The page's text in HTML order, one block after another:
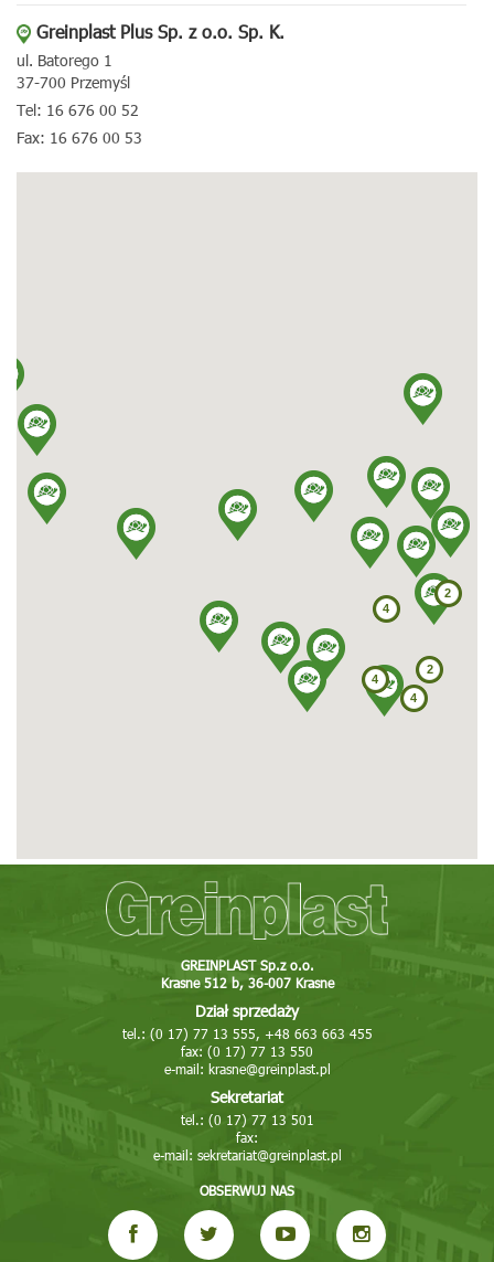
Greinplast Plus Sp. z o.o. Sp. K.
ul. Batorego 1
37-700 Przemyśl
Tel: 16 676 00 52
Fax: 16 676 00 53
E-mail: greinplastlubaczow@greinplast.pl
Więcej
Pokaż na mapie
Greinplast Podkarpacie Sp. z o.o.
ul. Pużaka 28
38-400 Krosno
Tel: 13 432 75 75, 13 420 34 21 do 28
E-mail: greinplast@greinplast.com.pl
Pokaż na mapie
Więcej
Pokaż na mapie
Stara Bircza 127
Tel: 16 642 77 71, 605 051 297
E-mail: bircza@greinplast.pl
Więcej
Greinplast Bis Sp. z o.o.
Nowa Huta ul. Pysocice 7A
Tel: 12 681 02 02, 663 663 410
Fax: 12 681 02 03
4
4
2
2
4
GREINPLAST Sp.z o.o.
Krasne 512 b, 36-007 Krasne
Dział sprzedaży
tel.: (0 17) 77 13 555, +48 663 663 455
fax: (0 17) 77 13 550
e-mail: krasne@greinplast.pl
Sekretariat
tel.: (0 17) 77 13 501
fax:
e-mail: sekretariat@greinplast.pl
OBSERWUJ NAS